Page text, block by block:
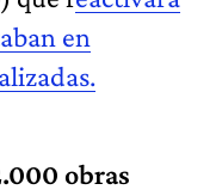
en
obras